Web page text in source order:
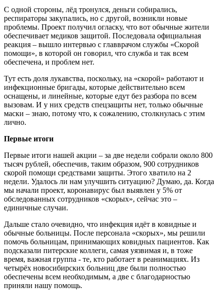
С одной стороны, лёд тронулся, деньги собирались,
респираторы закупались, но с другой, возникли новые
проблемы. Проект получил огласку, что вот обычные жители
обеспечивает медиков защитой. Последовала официальная
реакция – вышло интервью с главврачом службы «Скорой
помощи», в которой он говорил, что служба и так всем
обеспечена, и проблем нет.
Тут есть доля лукавства, поскольку, на «скорой» работают и
инфекционные бригады, которые действительно всем
оснащены, и линейные, которые едут без разбора по всем
вызовам. И у них средств спецзащиты нет, только обычные
маски – знаю, потому что, к сожалению, столкнулась с этим
лично.
Первые итоги
Первые итоги нашей акции – за две недели собрали около 800
тысяч рублей, обеспечив, таким образом, 900 сотрудников
скорой помощи средствами защиты. Этого хватило на 2
недели. Удалось ли нам улучшить ситуацию? Думаю, да. Когда
мы начали проект, коронавирус был выявлен у 5% от
обследованных сотрудников «скорых», сейчас это –
единичные случаи.
Дальше стало очевидно, что инфекция идёт в ковидные и
обычные больницы. После персонала «скорых», мы решили
помочь больницам, принимающих ковидных пациентов. Как
подсказали питерские коллеги, самая уязвимая и, в тоже
время, важная группа - те, кто работает в реанимациях. Из
четырёх новосибирских больниц две были полностью
обеспечены всем необходимым, а две с благодарностью
приняли нашу помощь.